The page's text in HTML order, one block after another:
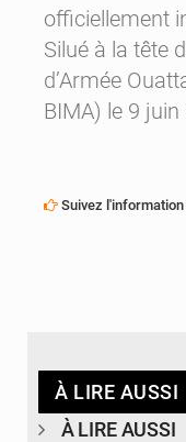
officiellement
Silué à la tête
d’Armée
BIMA) le 9 juin
Suivez
À LIRE AUSSI
À LIRE AUSSI